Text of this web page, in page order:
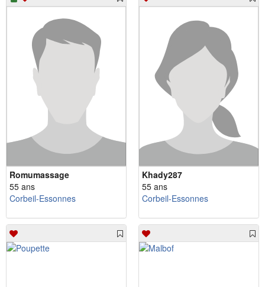
Romumassage
55 ans
Corbeil-Essonnes
Khady287
55 ans
Corbeil-Essonnes